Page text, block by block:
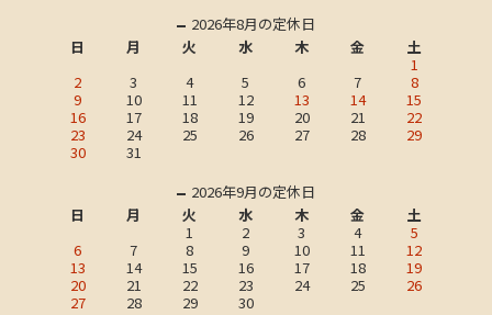
2026年8月の定休日
日
月 火 水 木 金
土
1
2
3 4 5 6 7
8
9
10 11 12 13 14
15
16
17 18 19 20 21
22
23
24 25 26 27 28
29
30
31
2026年9月の定休日
日
月 火 水 木 金
土
1
2 3 4
5
6
7 8 9 10 11
12
13
14 15 16 17 18
19
20
21 22 23 24 25
26
27
28 29
30